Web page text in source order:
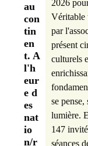
au
con
tin
en
t. A
l'h
eur
e d
es
nat
io
n/r
2026
Véritable
par
présent
culturels
se
lumière.
147
séances